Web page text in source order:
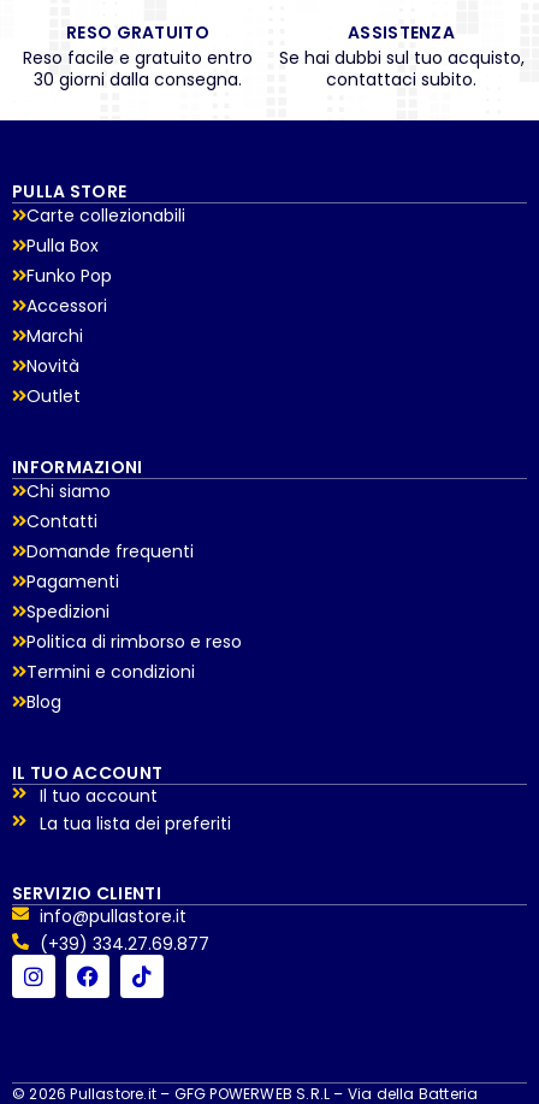
RESO GRATUITO
Reso facile e gratuito entro
30 giorni dalla consegna.
ASSISTENZA
Se hai dubbi sul tuo acquisto,
contattaci subito.
PULLA STORE
Carte collezionabili
Pulla Box
Funko Pop
Accessori
Marchi
Novità
Outlet
INFORMAZIONI
Chi siamo
Contatti
Domande frequenti
Pagamenti
Spedizioni
Politica di rimborso e reso
Termini e condizioni
Blog
IL TUO ACCOUNT
Il tuo account
La tua lista dei preferiti
SERVIZIO CLIENTI
info@pullastore.it
(+39) 334.27.69.877
© 2026 Pullastore.it – GFG POWERWEB S.R.L – Via della Batteria